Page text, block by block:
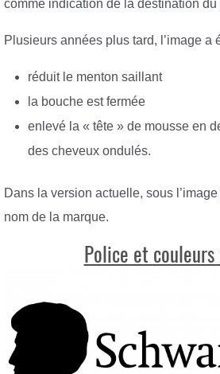
comme indication de la destination du
Plusieurs années plus tard, l’image a
réduit le menton saillant
la bouche est fermée
enlevé la « tête » de mousse en
des cheveux ondulés.
Dans la version actuelle, sous
nom de la marque.
Police et couleurs